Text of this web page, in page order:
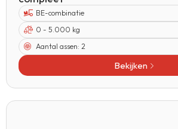
BE-combinatie
0 - 5.000 kg
Aantal assen: 2
Bekijken